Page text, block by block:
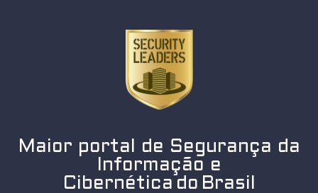
Maior portal de Segurança da
Informação e
Cibernética do Brasil